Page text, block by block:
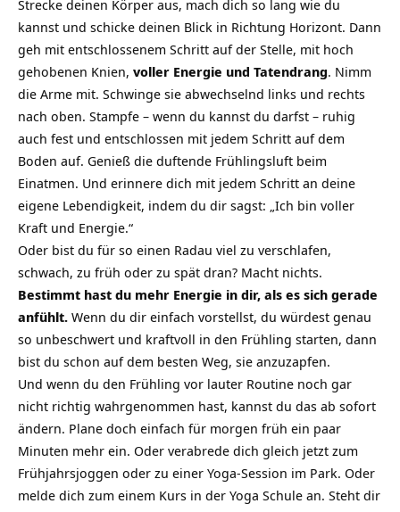
Strecke deinen Körper aus, mach dich so lang wie du
kannst und schicke deinen Blick in Richtung Horizont. Dann
geh mit entschlossenem Schritt auf der Stelle, mit hoch
gehobenen Knien, voller Energie und Tatendrang. Nimm
die Arme mit. Schwinge sie abwechselnd links und rechts
nach oben. Stampfe – wenn du kannst du darfst – ruhig
auch fest und entschlossen mit jedem Schritt auf dem
Boden auf. Genieß die duftende Frühlingsluft beim
Einatmen. Und erinnere dich mit jedem Schritt an deine
eigene Lebendigkeit, indem du dir sagst: „Ich bin voller
Kraft und Energie.“
Oder bist du für so einen Radau viel zu verschlafen,
schwach, zu früh oder zu spät dran? Macht nichts.
Bestimmt hast du mehr Energie in dir, als es sich gerade
anfühlt. Wenn du dir einfach vorstellst, du würdest genau
so unbeschwert und kraftvoll in den Frühling starten, dann
bist du schon auf dem besten Weg, sie anzuzapfen.
Und wenn du den Frühling vor lauter Routine noch gar
nicht richtig wahrgenommen hast, kannst du das ab sofort
ändern. Plane doch einfach für morgen früh ein paar
Minuten mehr ein. Oder verabrede dich gleich jetzt zum
Frühjahrsjoggen oder zu einer Yoga-Session im Park. Oder
melde dich zum einem Kurs in der Yoga Schule an. Steht dir